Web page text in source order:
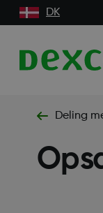
DK
Deling